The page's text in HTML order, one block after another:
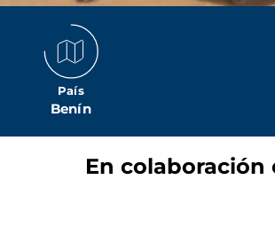
País
Benín
En colaboración